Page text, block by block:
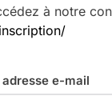
à notre
e-mail